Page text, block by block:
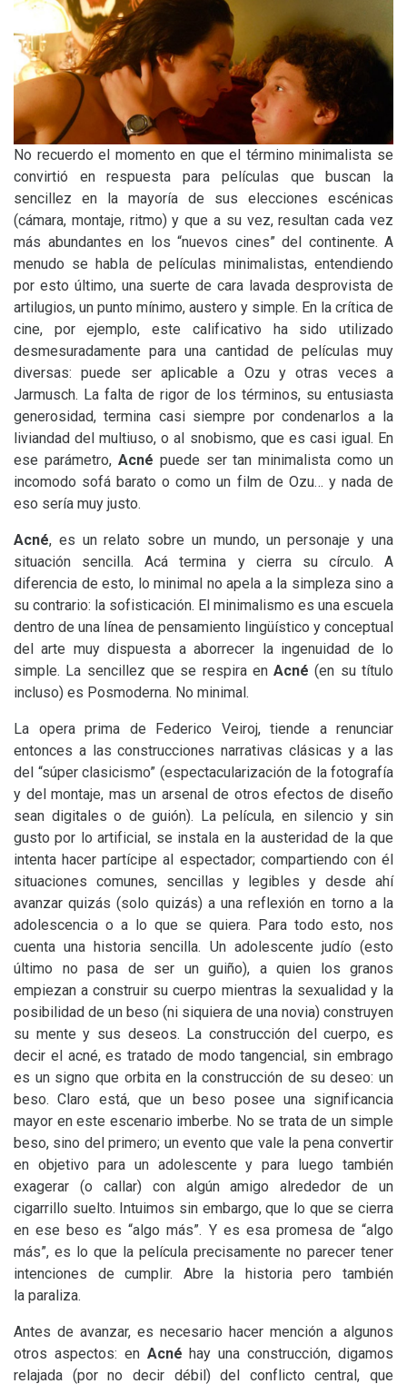
No recuerdo el momento en que el término minimalista se
convirtió en respuesta para películas que buscan la
sencillez en la mayoría de sus elecciones escénicas
(cámara, montaje, ritmo) y que a su vez, resultan cada vez
más abundantes en los “nuevos cines” del continente. A
menudo se habla de películas minimalistas, entendiendo
por esto último, una suerte de cara lavada desprovista de
artilugios, un punto mínimo, austero y simple. En la crítica de
cine, por ejemplo, este calificativo ha sido utilizado
desmesuradamente para una cantidad de películas muy
diversas: puede ser aplicable a Ozu y otras veces a
Jarmusch. La falta de rigor de los términos, su entusiasta
generosidad, termina casi siempre por condenarlos a la
liviandad del multiuso, o al snobismo, que es casi igual. En
ese parámetro, Acné puede ser tan minimalista como un
incomodo sofá barato o como un film de Ozu… y nada de
eso sería muy justo.
Acné, es un relato sobre un mundo, un personaje y una
situación sencilla. Acá termina y cierra su círculo. A
diferencia de esto, lo minimal no apela a la simpleza sino a
su contrario: la sofisticación. El minimalismo es una escuela
dentro de una línea de pensamiento lingüístico y conceptual
del arte muy dispuesta a aborrecer la ingenuidad de lo
simple. La sencillez que se respira enAcné (en su título
incluso) es Posmoderna. No minimal.
La opera prima de Federico Veiroj, tiende a renunciar
entonces a las construcciones narrativas clásicas y a las
del “súper clasicismo” (espectacularización de la fotografía
y del montaje, mas un arsenal de otros efectos de diseño
sean digitales o de guión). La película, en silencio y sin
gusto por lo artificial, se instala en la austeridad de la que
intenta hacer partícipe al espectador; compartiendo con él
situaciones comunes, sencillas y legibles y desde ahí
avanzar quizás (solo quizás) a una reflexión en torno a la
adolescencia o a lo que se quiera. Para todo esto, nos
cuenta una historia sencilla. Un adolescente judío (esto
último no pasa de ser un guiño), a quien los granos
empiezan a construir su cuerpo mientras la sexualidad y la
posibilidad de un beso (ni siquiera de una novia) construyen
su mente y sus deseos. La construcción del cuerpo, es
decir el acné, es tratado de modo tangencial, sin embrago
es un signo que orbita en la construcción de su deseo: un
beso. Claro está, que un beso posee una significancia
mayor en este escenario imberbe. No se trata de un simple
beso, sino del primero; un evento que vale la pena convertir
en objetivo para un adolescente y para luego también
exagerar (o callar) con algún amigo alrededor de un
cigarrillo suelto. Intuimos sin embargo, que lo que se cierra
en ese beso es “algo más”. Y es esa promesa de “algo
más”, es lo que la película precisamente no parecer tener
intenciones de cumplir. Abre la historia pero también
la paraliza.
Antes de avanzar, es necesario hacer mención a algunos
otros aspectos: en Acné hay una construcción, digamos
relajada (por no decir débil) del conflicto central, que